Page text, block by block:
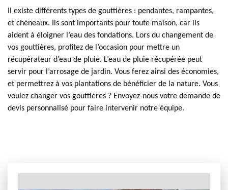
Il existe différents types de gouttières : pendantes, rampantes,
et chéneaux. Ils sont importants pour toute maison, car ils
aident à éloigner l’eau des fondations. Lors du changement de
vos gouttières, profitez de l’occasion pour mettre un
récupérateur d’eau de pluie. L’eau de pluie récupérée peut
servir pour l’arrosage de jardin. Vous ferez ainsi des économies,
et permettrez à vos plantations de bénéficier de la nature. Vous
voulez changer vos gouttières ? Envoyez-nous votre demande de
devis personnalisé pour faire intervenir notre équipe.